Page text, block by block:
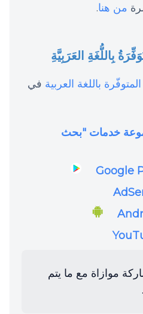
من هنا.
باللغة العربية في
خدمات "بحث
موازاة مع ما يتم